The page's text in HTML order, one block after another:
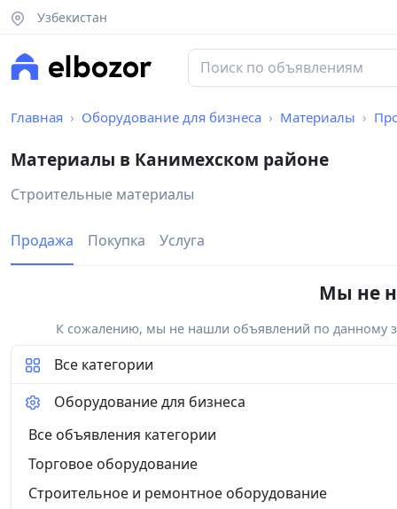
Узбекистан
Главная Оборудование для бизнеса Материалы
Материалы в Канимехском районе
Строительные материалы
Продажа Покупка Услуга
Мы не
К сожалению, мы не нашли объявлений по данному
Все категории
Оборудование для бизнеса
Все объявления категории
Торговое оборудование
Строительное и ремонтное оборудование